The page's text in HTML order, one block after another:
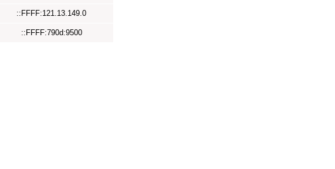
::FFFF:121.13.149.0
::FFFF:790d:9500